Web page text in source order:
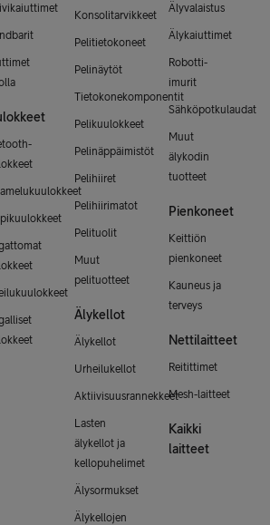
Konsolitarvikkeet
Pelitietokoneet
Pelinäytöt
Tietokonekomponentit
Pelikuulokkeet
Pelinäppäimistöt
Pelihiiret
Pelihiirimatot
Pelituolit
Muut
pelituotteet
Älykellot
Älykellot
Urheilukellot
Aktiivisuusrannekkeet
Lasten
älykellot ja
kellopuhelimet
Älysormukset
Älykellojen
Älyvalaistus
Älykaiuttimet
Robotti-
imurit
Sähköpotkulaudat
Muut
älykodin
tuotteet
Pienkoneet
Keittiön
pienkoneet
Kauneus ja
terveys
Nettilaitteet
Reitittimet
Mesh-laitteet
Kaikki
laitteet